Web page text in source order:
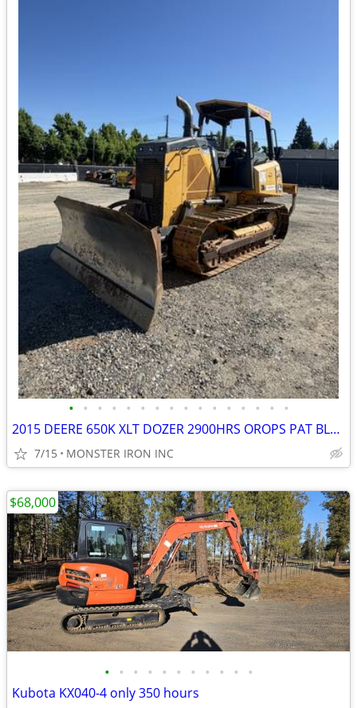
• • • • • • • • • • • • • • • •
2015 DEERE 650K XLT DOZER 2900HRS OROPS PAT BLADE MS RIPPER
7/15 MONSTER IRON INC
• • • • • • • • • • •
Kubota KX040-4 only 350 hours
$68,000